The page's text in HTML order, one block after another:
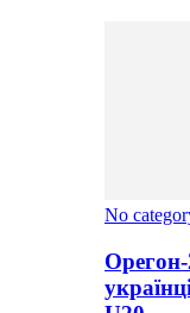
No